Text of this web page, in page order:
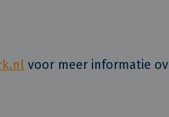
voor meer informatie